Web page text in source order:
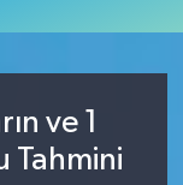
ve 1
Tahmini